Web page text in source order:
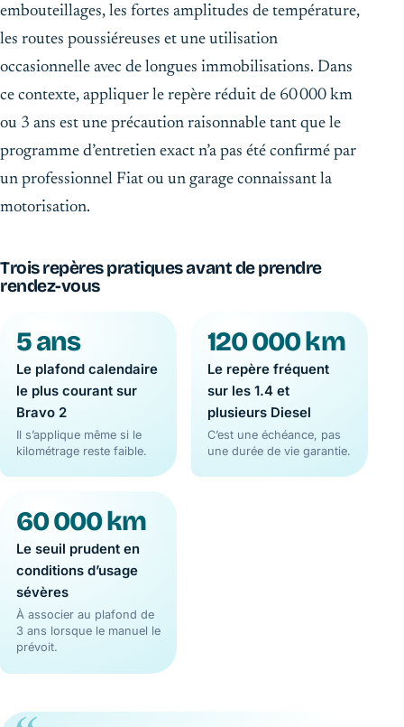
embouteillages, les fortes amplitudes de température,
les routes poussiéreuses et une utilisation
occasionnelle avec de longues immobilisations. Dans
ce contexte, appliquer le repère réduit de 60 000 km
ou 3 ans est une précaution raisonnable tant que le
programme d’entretien exact n’a pas été confirmé par
un professionnel Fiat ou un garage connaissant la
motorisation.
Trois repères pratiques avant de prendre
rendez-vous
5 ans
Le plafond calendaire
le plus courant sur
Bravo 2
Il s’applique même si le
kilométrage reste faible.
120 000 km
Le repère fréquent
sur les 1.4 et
plusieurs Diesel
C’est une échéance, pas
une durée de vie garantie.
60 000 km
Le seuil prudent en
conditions d’usage
sévères
À associer au plafond de
3 ans lorsque le manuel le
prévoit.